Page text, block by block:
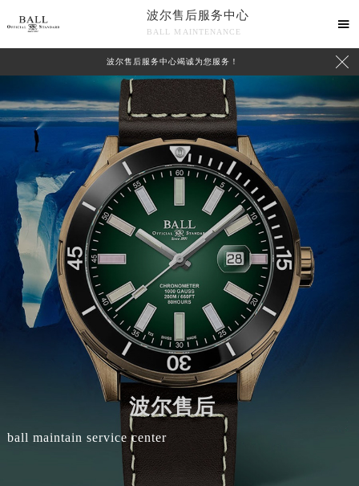
波尔售后服务中心
BALL MAINTENANCE

波尔售后服务中心竭诚为您服务！ 
波尔售后
ball maintain service center